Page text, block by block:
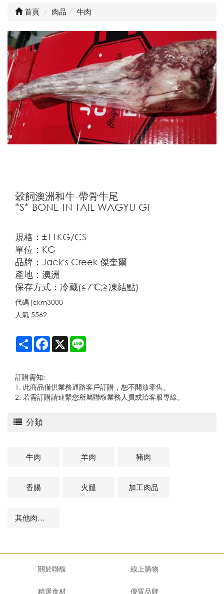
分類
牛肉 羊肉 豬肉
香腸 火腿 加工肉品
其他肉品及相關商品
首頁 肉品 牛肉
穀飼澳洲和牛-帶骨牛尾
*S* BONE-IN TAIL WAGYU GF
規格：±11KG/CS
單位：KG
品牌：Jack's Creek 傑奎爾
產地：澳洲
保存方式：冷藏(≦7℃;≧凍結點)
代碼 jckm3000
人氣 5562
Share Facebook
X
訂購需知:
1. 此商品僅供業務通路客戶訂購，恕不開放零售。
2. 若需訂購請連繫您所屬聯馥業務人員或洽客服專線。
關於聯馥 線上購物
精選食材 優質品牌